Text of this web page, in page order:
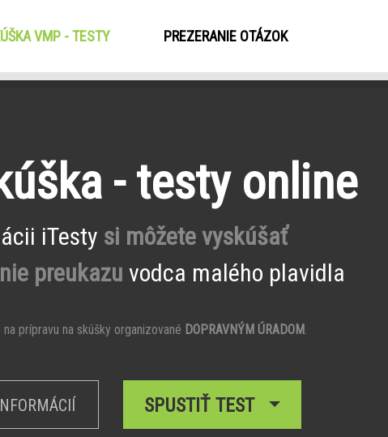
VMP - TESTY(CURRENT)PREZERANIE OTÁZOK
- testy online
iTesty si môžete vyskúšať
preukazu vodca malého plavidla
prípravu na skúšky organizované DOPRAVNÝM ÚRADOM.
SPUSTIŤ TEST